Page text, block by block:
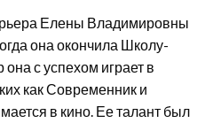
Елены Владимировны
она окончила Школу-
с успехом играет в
как Современник и
в кино. Ее талант был